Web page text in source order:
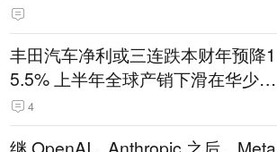
丰田汽车净利或三连跌本财年预降1
5.5% 上半年全球产销下滑在华少卖
14.3万辆
4